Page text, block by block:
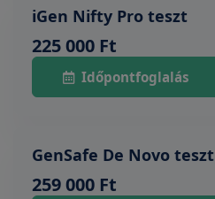
iGen Nifty Pro teszt
225 000 Ft
Időpontfoglalás
GenSafe De Novo teszt
259 000 Ft